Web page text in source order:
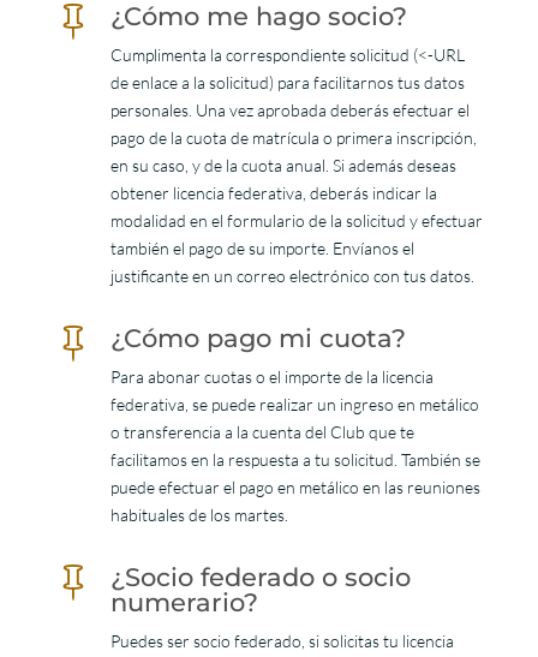
 ¿Cómo me hago socio?
Cumplimenta la correspondiente solicitud (<-URL
de enlace a la solicitud) para facilitarnos tus datos
personales. Una vez aprobada deberás efectuar el
pago de la cuota de matrícula o primera inscripción,
en su caso, y de la cuota anual. Si además deseas
obtener licencia federativa, deberás indicar la
modalidad en el formulario de la solicitud y efectuar
también el pago de su importe. Envíanos el
justificante en un correo electrónico con tus datos.
 ¿Cómo pago mi cuota?
Para abonar cuotas o el importe de la licencia
federativa, se puede realizar un ingreso en metálico
o transferencia a la cuenta del Club que te
facilitamos en la respuesta a tu solicitud. También se
puede efectuar el pago en metálico en las reuniones
habituales de los martes.

¿Socio federado o socio
numerario?
Puedes ser socio federado, si solicitas tu licencia